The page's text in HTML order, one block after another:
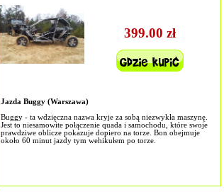
399.00 zł
Jazda Buggy (Warszawa)
Buggy - ta wdzięczna nazwa kryje za sobą niezwykła maszynę.
Jest to niesamowite połączenie quada i samochodu, które swoje
prawdziwe oblicze pokazuje dopiero na torze. Bon obejmuje
około 60 minut jazdy tym wehikułem po torze.